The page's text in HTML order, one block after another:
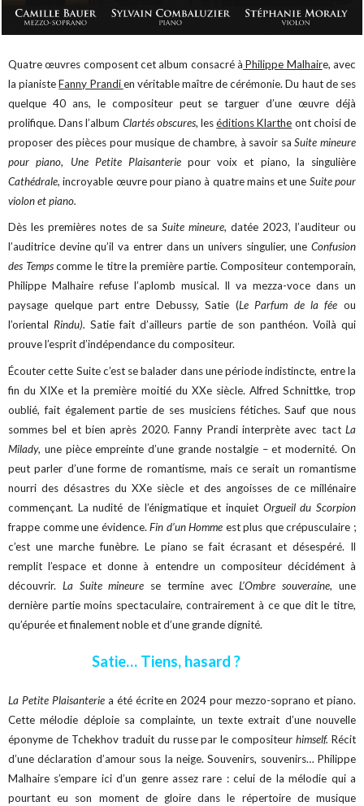
Quatre œuvres composent cet album consacré à Philippe Malhaire, avec
la pianisteFanny Prandien véritable maître de cérémonie. Du haut de ses
quelque 40 ans, le compositeur peut se targuer d’une œuvre déjà
prolifique. Dans l’album Clartés obscures, leséditions Klarthe ont choisi de
proposer des pièces pour musique de chambre, à savoir saSuite mineure
pour piano, Une Petite Plaisanteriepour voix et piano, la singulière
Cathédrale, incroyable œuvre pour piano à quatre mains et une Suite pour
violon et piano.
Dès les premières notes de sa Suite mineure, datée 2023, l’auditeur ou
l’auditrice devine qu’il va entrer dans un univers singulier, une Confusion
des Tempscomme le titre la première partie. Compositeur contemporain,
Philippe Malhaire refuse l’aplomb musical. Il va mezza-voce dans un
paysage quelque part entre Debussy, Satie (Le Parfum de la fée ou
l’orientalRindu). Satie fait d’ailleurs partie de son panthéon. Voilà qui
prouve l’esprit d’indépendance du compositeur.
Écouter cette Suite c’est se balader dans une période indistincte, entre la
fin du XIXe et la première moitié du XXe siècle. Alfred Schnittke, trop
oublié, fait également partie de ses musiciens fétiches. Sauf que nous
sommes bel et bien après 2020. Fanny Prandi interprète avec tact La
Milady, une pièce empreinte d’une grande nostalgie – et modernité. On
peut parler d’une forme de romantisme, mais ce serait un romantisme
nourri des désastres du XXe siècle et des angoisses de ce millénaire
commençant. La nudité de l’énigmatique et inquiet Orgueil du Scorpion
frappe comme une évidence.Fin d’un Homme est plus que crépusculaire ;
c’est une marche funèbre. Le piano se fait écrasant et désespéré. Il
remplit l’espace et donne à entendre un compositeur décidément à
découvrir. La Suite mineure se termine avec L’Ombre souveraine, une
dernière partie moins spectaculaire, contrairement à ce que dit le titre,
qu’épurée et finalement noble et d’une grande dignité.
Satie… Tiens, hasard ?
La Petite Plaisanteriea été écrite en 2024 pour mezzo-soprano et piano.
Cette mélodie déploie sa complainte, un texte extrait d’une nouvelle
éponyme de Tchekhov traduit du russe par le compositeur himself. Récit
d’une déclaration d’amour sous la neige. Souvenirs, souvenirs… Philippe
Malhaire s’empare ici d’un genre assez rare : celui de la mélodie qui a
pourtant eu son moment de gloire dans le répertoire de musique